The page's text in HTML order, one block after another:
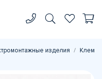
изделия